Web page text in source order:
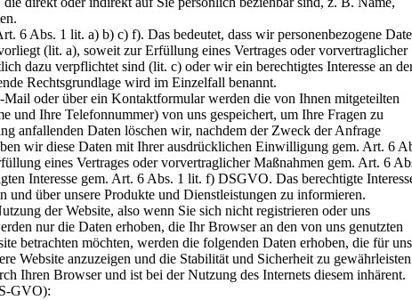
6 Abs. 1 lit. a) b) c) f). Das bedeutet, dass wir personenbezogene
(lit. a), soweit zur Erfüllung eines Vertrages oder vorvertraglicher
dazu verpflichtet sind (lit. c) oder wir ein berechtigtes Interesse an
Rechtsgrundlage wird im Einzelfall benannt.
oder über ein Kontaktformular werden die von Ihnen mitgeteilten
und Ihre Telefonnummer) von uns gespeichert, um Ihre Fragen zu
anfallenden Daten löschen wir, nachdem der Zweck der Anfrage
wir diese Daten mit Ihrer ausdrücklichen Einwilligung gem. Art. 6
eines Vertrages oder vorvertraglicher Maßnahmen gem. Art. 6
Interesse gem. Art. 6 Abs. 1 lit. f) DSGVO. Das berechtigte
und über unsere Produkte und Dienstleistungen zu informieren.
der Website, also wenn Sie sich nicht registrieren oder uns
nur die Daten erhoben, die Ihr Browser an den von uns genutzten
betrachten möchten, werden die folgenden Daten erhoben, die für uns
Website anzuzeigen und die Stabilität und Sicherheit zu
Ihren Browser und ist bei der Nutzung des Internets diesem inhärent.
GVO):